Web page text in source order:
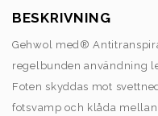
BESKRIVNING
Gehwol med®
regelbunden användning
Foten skyddas mot
fotsvamp och klåda